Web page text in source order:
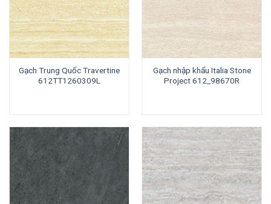
Gạch Trung Quốc Travertine
612TT1260309L
Gạch nhập khẩu Italia Stone
Project 612_98670R